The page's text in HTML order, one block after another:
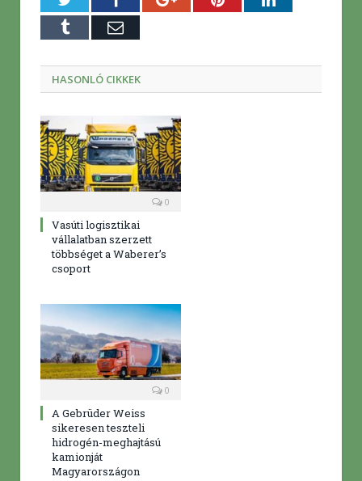
Tumblr E-
HASONLÓ CIKKEK
0
Vasúti logisztikai
vállalatban szerzett
többséget a Waberer’s
csoport
0
A Gebrüder Weiss
sikeresen teszteli
hidrogén-meghajtású
kamionját
Magyarországon